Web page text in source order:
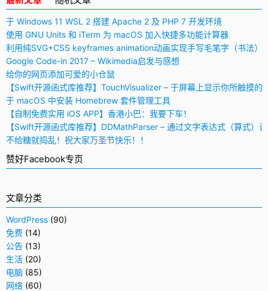
于 Windows 11 WSL 2 搭建 Apache 2 及 PHP 7 开发环境
使用 GNU Units 和 iTerm 为 macOS 加入快捷多功能计算器
利用纯SVG+CSS keyframes animation动画实现手写毛笔字（书法）
Google Code-in 2017 – Wikimedia启发与感想
给你的网页添加可爱的小仓鼠
【Swift开源函式库推荐】TouchVisualizer – 于屏幕上显示你所触摸的
于 macOS 中安装 Homebrew 套件管理工具
【自制免费实用 iOS APP】香港小巴：我要下车！
【Swift开源函式库推荐】DDMathParser – 通过文字表达式（算式）
不给糖就捣乱！祝大家万圣节快乐！！
赞好Facebook专页
文章分类
WordPress (90)
免费 (14)
公告 (13)
生活 (20)
电脑 (85)
网络 (60)